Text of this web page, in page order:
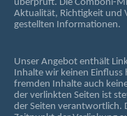
überprüft. Die Comboni-
Aktualität, Richtigkeit und
gestellten Informationen.
Unser Angebot enthält
Inhalte wir keinen Einfluss
fremden Inhalte auch
der verlinkten Seiten ist
der Seiten verantwortlich.